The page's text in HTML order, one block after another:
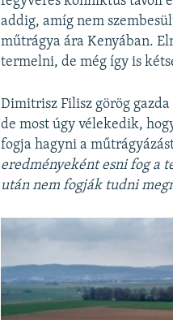
addig, amíg nem
műtrágya ára Kenyában.
termelni, de még így is
Dimitrisz Filisz görög
de most úgy vélekedik,
fogja hagyni a
eredményeként esni fog a
után nem fogják tudni